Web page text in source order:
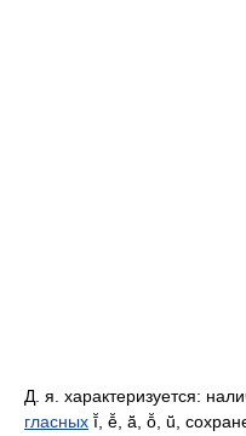
Д. я. характеризуется:
гласных ī̆, ē̆, ā̆, ō̆, ū̆,